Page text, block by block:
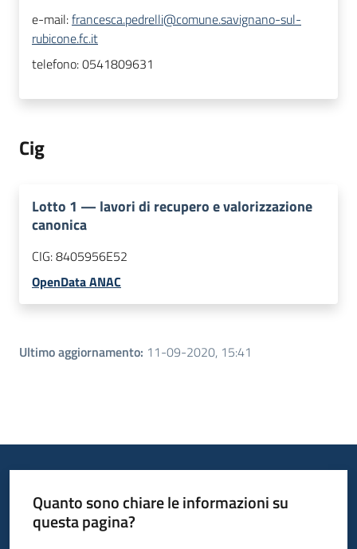
e-mail:francesca.pedrelli@comune.savignano-sul-
rubicone.fc.it
telefono:0541809631
Cig
Lotto 1 — lavori di recupero e valorizzazione
canonica
CIG:8405956E52
OpenData ANAC
Ultimo aggiornamento: 11-09-2020, 15:41
Quanto sono chiare le informazioni su
questa pagina?